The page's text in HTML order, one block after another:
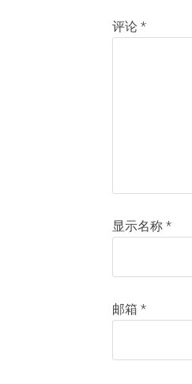
评论 *
显示名称 *
邮箱 *